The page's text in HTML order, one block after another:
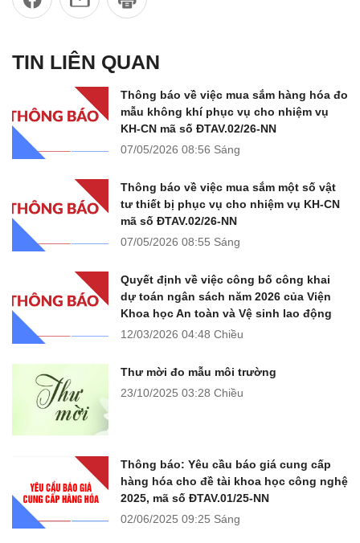
TIN LIÊN QUAN
Thông báo về việc mua sắm hàng hóa đo
mẫu không khí phục vụ cho nhiệm vụ
KH-CN mã số ĐTAV.02/26-NN
07/05/2026 08:56 Sáng
Thông báo về việc mua sắm một số vật
tư thiết bị phục vụ cho nhiệm vụ KH-CN
mã số ĐTAV.02/26-NN
07/05/2026 08:55 Sáng
Quyết định về việc công bố công khai
dự toán ngân sách năm 2026 của Viện
Khoa học An toàn và Vệ sinh lao động
12/03/2026 04:48 Chiều
Thư mời đo mẫu môi trường
23/10/2025 03:28 Chiều
Thông báo: Yêu cầu báo giá cung cấp
hàng hóa cho đề tài khoa học công nghệ
2025, mã số ĐTAV.01/25-NN
02/06/2025 09:25 Sáng